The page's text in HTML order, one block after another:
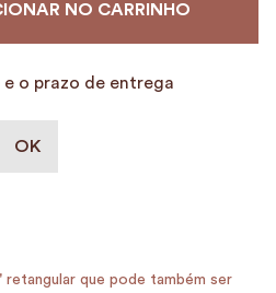
NO CARRINHO
o prazo de entrega
retangular que pode também ser